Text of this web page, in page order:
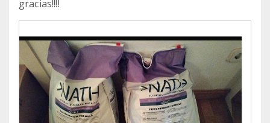
gracias!!!!